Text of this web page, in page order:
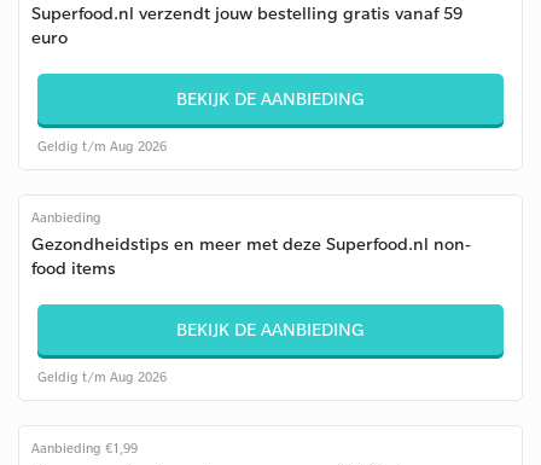
Superfood.nl verzendt jouw bestelling gratis vanaf 59
euro
BEKIJK DE AANBIEDING
Geldig t/m Aug 2026
Aanbieding
Gezondheidstips en meer met deze Superfood.nl non-
food items
BEKIJK DE AANBIEDING
Geldig t/m Aug 2026
Aanbieding €1,99